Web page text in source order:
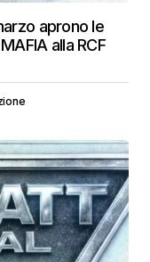
aprono le
alla RCF